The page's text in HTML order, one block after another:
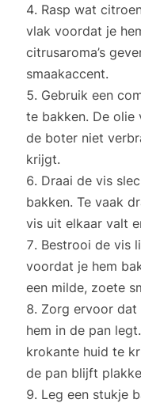
Rasp wat
vlak voordat je
citrusaroma’s
smaakaccent.
Gebruik een
te bakken. De
de boter niet
krijgt.
Draai de vis
bakken. Te vaak
vis uit elkaar valt
Bestrooi de vis
voordat je hem
een milde, zoete
Zorg ervoor
hem in de pan
krokante huid te
de pan blijft
Leg een stukje